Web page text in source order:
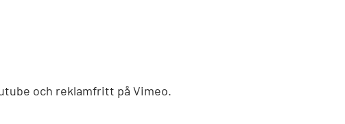
och reklamfritt på Vimeo.